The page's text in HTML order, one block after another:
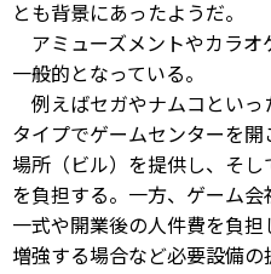
とも背景にあったようだ。
アミューズメントやカラオ
一般的となっている。
例えばセガやナムコとい
タイプでゲームセンターを
場所（ビル）を提供し、そ
を負担する。一方、ゲーム
一式や開業後の人件費を負
増強する場合など必要設備